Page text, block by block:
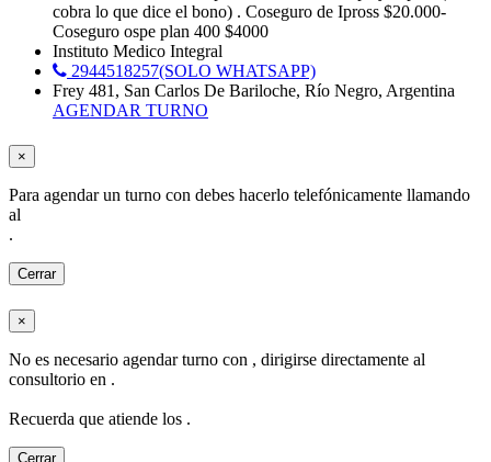
cobra lo que dice el bono) . Coseguro de Ipross $20.000-
Coseguro ospe plan 400 $4000
Instituto Medico Integral
2944518257(SOLO WHATSAPP)
Frey 481, San Carlos De Bariloche, Río Negro, Argentina
AGENDAR TURNO
×
Para agendar un turno con debes hacerlo telefónicamente llamando
al
.
Cerrar
×
No es necesario agendar turno con , dirigirse directamente al
consultorio en .
Recuerda que atiende los .
Cerrar